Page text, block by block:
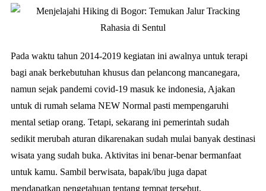
Pada waktu tahun 2014-2019 kegiatan ini awalnya untuk terapi
bagi anak berkebutuhan khusus dan pelancong mancanegara,
namun sejak pandemi covid-19 masuk ke indonesia, Ajakan
untuk di rumah selama NEW Normal pasti mempengaruhi
mental setiap orang. Tetapi, sekarang ini pemerintah sudah
sedikit merubah aturan dikarenakan sudah mulai banyak destinasi
wisata yang sudah buka. Aktivitas ini benar-benar bermanfaat
untuk kamu. Sambil berwisata, bapak/ibu juga dapat
mendapatkan pengetahuan tentang tempat tersebut.